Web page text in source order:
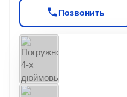
Позвонить